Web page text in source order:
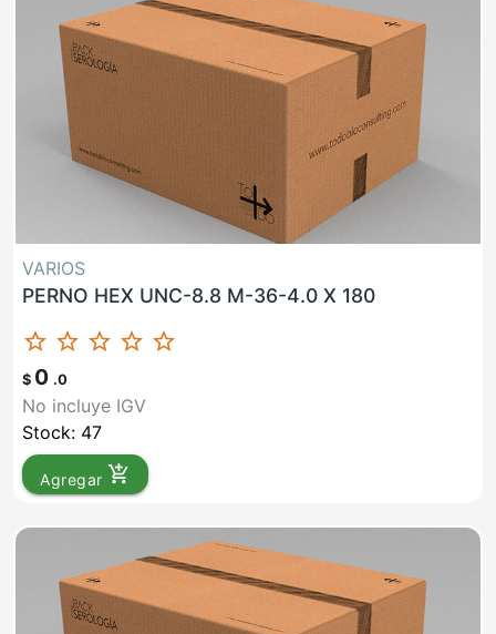
VARIOS
PERNO HEX UNC-8.8 M-36-4.0 X 180
star_border star_border star_border star_border star_border
$ 0 .0
No incluye IGV
Stock: 47
Agregar add_shopping_cart